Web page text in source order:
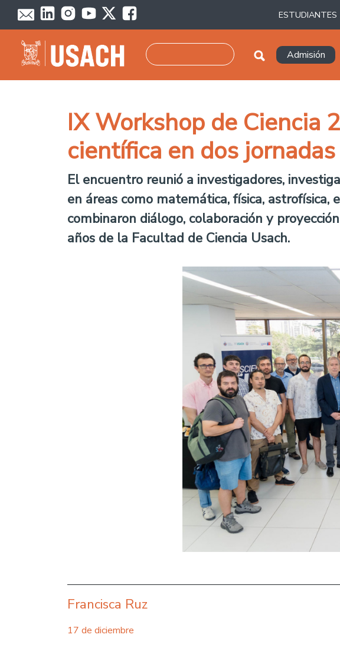
Pasar al contenido principal
ESTUDIANTES
Admisión
IX Workshop de Ciencia
científica en dos
El encuentro reunió a investigadores,
en áreas como matemática, física,
combinaron diálogo, colaboración y
años de la Facultad de Ciencia Usach.
Francisca Ruz
17 de diciembre